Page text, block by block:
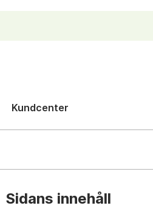
Kundcenter
Sidans innehåll